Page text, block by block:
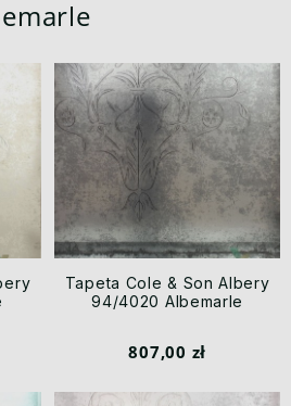
Tapeta Cole & Son Albery
94/4020 Albemarle
807,00 zł